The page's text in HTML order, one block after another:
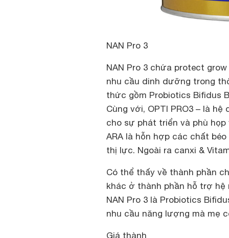
NAN Pro 3
NAN Pro 3 chứa protect
nhu cầu dinh dưỡng trong
thức gồm Probiotics Bifidus
Cùng với, OPTI PRO3 – là
cho sự phát triển và phù
ARA là hỗn hợp các chất
thị lực. Ngoài ra canxi &
Có thể thấy về thành phần
khác ở thành phần hỗ trợ hệ
NAN Pro 3 là Probiotics
nhu cầu năng lượng mà mẹ
Giá thành